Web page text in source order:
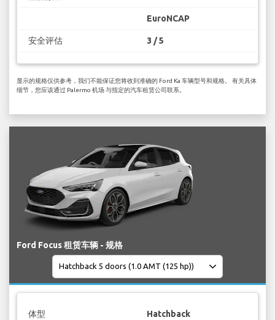
EuroNCAP
安全评估 3 / 5
显示的规格仅供参考，我们不能保证您将收到准确的 Ford Ka 车辆型号和规格。 有关具体
细节，您应该通过 Palermo 机场 与指定的汽车租赁公司联系。
Ford Focus 租赁车辆 - 规格
体型 Hatchback